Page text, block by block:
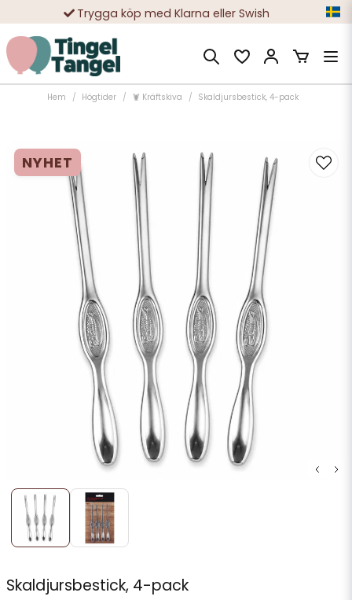
Trygga köp med Klarna eller Swish
10 000-tals nöjda kunder
Hem Högtider 🦞 Kräftskiva Skaldjursbestick, 4-pack
NYHET
Skaldjursbestick, 4-pack